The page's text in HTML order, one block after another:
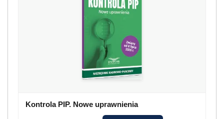
Kontrola PIP. Nowe uprawnienia